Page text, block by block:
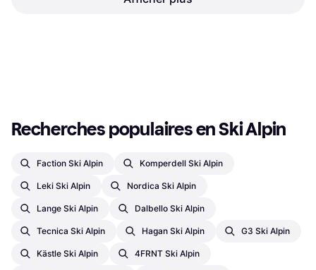
Met/Black
Botte de descente, Homme
Recherches populaires en Ski Alpin
Faction Ski Alpin Komperdell Ski Alpin
Leki Ski Alpin Nordica Ski Alpin
Lange Ski Alpin Dalbello Ski Alpin
Tecnica Ski Alpin Hagan Ski Alpin G3 Ski Alpin
Kästle Ski Alpin 4FRNT Ski Alpin